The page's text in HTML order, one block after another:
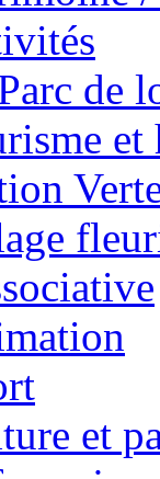
de
et
et